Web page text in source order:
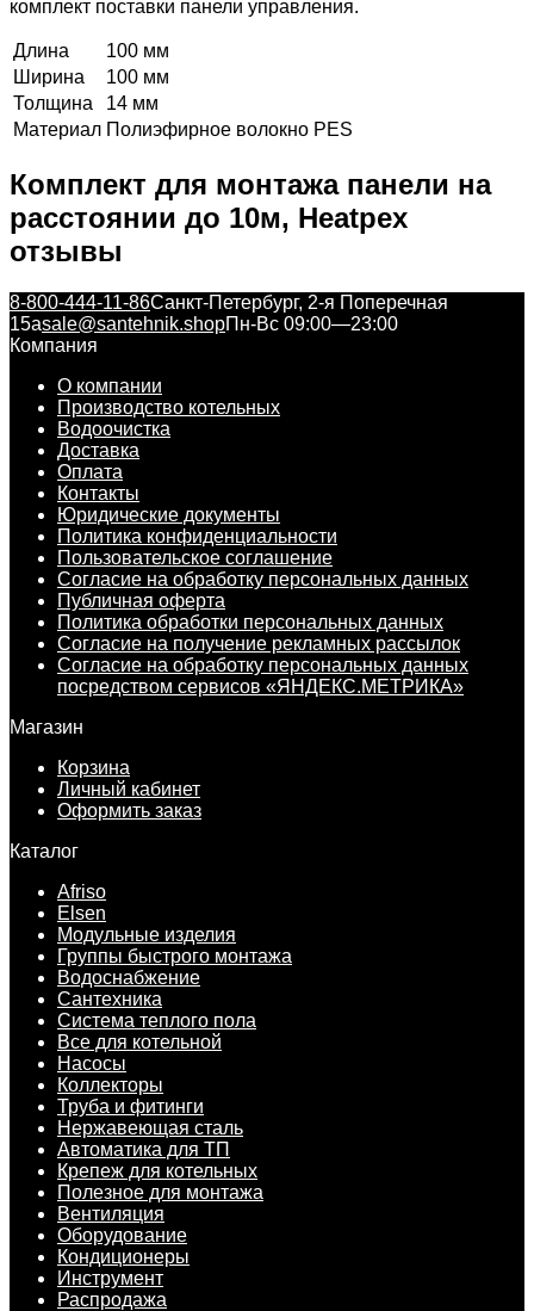
комплект поставки панели управления.
Длина
100 мм
Ширина
100 мм
Толщина
14 мм
Материал Полиэфирное волокно PES
Комплект для монтажа панели на
расстоянии до 10м, Heatpex
отзывы
8-800-444-11-86Санкт-Петербург, 2-я Поперечная
15аsale@santehnik.shopПн-Вс 09:00—23:00
Компания
О компании
Производство котельных
Водоочистка
Доставка
Оплата
Контакты
Юридические документы
Политика конфиденциальности
Пользовательское соглашение
Согласие на обработку персональных данных
Публичная оферта
Политика обработки персональных данных
Согласие на получение рекламных рассылок
Согласие на обработку персональных данных
посредством сервисов «ЯНДЕКС.МЕТРИКА»
Магазин
Корзина
Личный кабинет
Оформить заказ
Каталог
Afriso
Elsen
Модульные изделия
Группы быстрого монтажа
Водоснабжение
Сантехника
Система теплого пола
Все для котельной
Насосы
Коллекторы
Труба и фитинги
Нержавеющая сталь
Автоматика для ТП
Крепеж для котельных
Полезное для монтажа
Вентиляция
Оборудование
Кондиционеры
Инструмент
Распродажа